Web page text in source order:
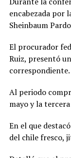
encabezada por
Sheinbaum
El procurador
Ruiz, presentó
correspondiente.
Al periodo
mayo y la
En el que
del chile fresco,